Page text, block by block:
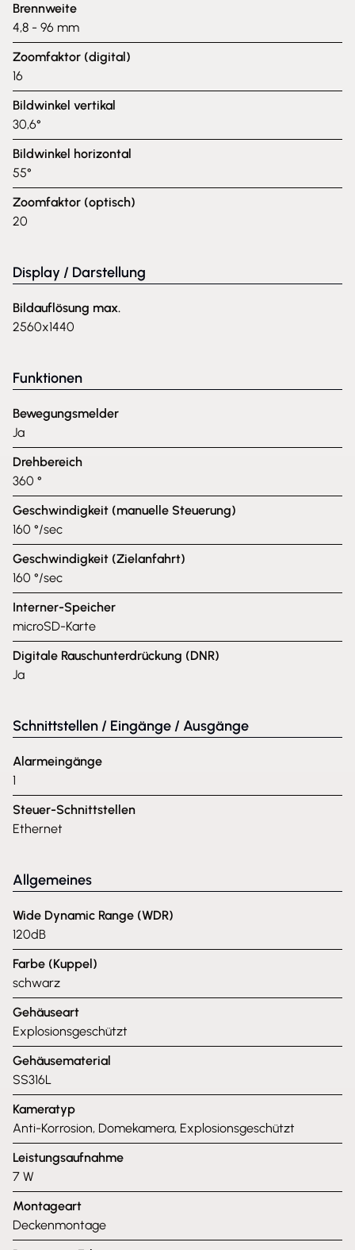
Brennweite
4,8 - 96 mm
Zoomfaktor (digital)
16
Bildwinkel vertikal
30,6°
Bildwinkel horizontal
55°
Zoomfaktor (optisch)
20
Display / Darstellung
Bildauflösung max.
2560x1440
Funktionen
Bewegungsmelder
Ja
Drehbereich
360 °
Geschwindigkeit (manuelle Steuerung)
160 °/sec
Geschwindigkeit (Zielanfahrt)
160 °/sec
Interner-Speicher
microSD-Karte
Digitale Rauschunterdrückung (DNR)
Ja
Schnittstellen / Eingänge / Ausgänge
Alarmeingänge
1
Steuer-Schnittstellen
Ethernet
Allgemeines
Wide Dynamic Range (WDR)
120dB
Farbe (Kuppel)
schwarz
Gehäuseart
Explosionsgeschützt
Gehäusematerial
SS316L
Kameratyp
Anti-Korrosion, Domekamera, Explosionsgeschützt
Leistungsaufnahme
7 W
Montageart
Deckenmontage